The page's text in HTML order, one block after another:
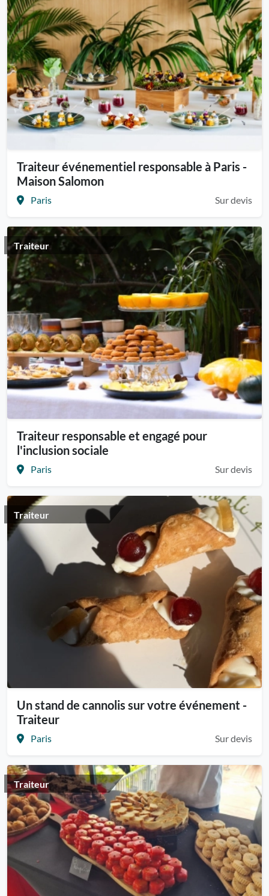
Traiteur événementiel responsable à Paris -
Maison Salomon
Paris Sur devis
Traiteur
Traiteur responsable et engagé pour
l'inclusion sociale
Paris Sur devis
Traiteur
Un stand de cannolis sur votre événement -
Traiteur
Paris Sur devis
Traiteur